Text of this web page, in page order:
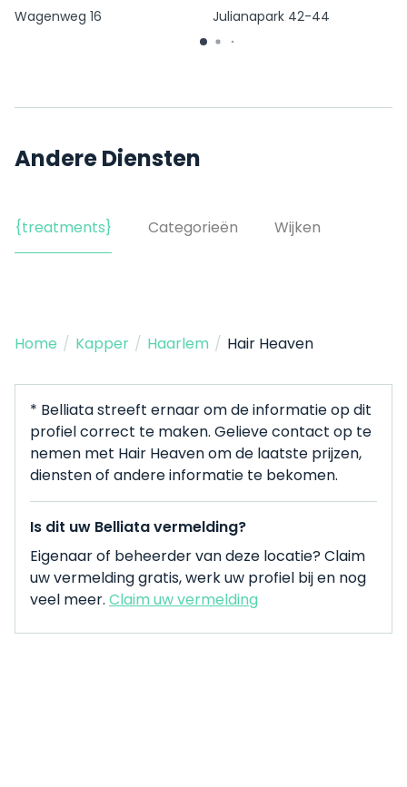
Wagenweg 16 Julianapark 42-44
Andere Diensten
{treatments} Categorieën Wijken
Home / Kapper / Haarlem / Hair Heaven
* Belliata streeft ernaar om de informatie op dit
profiel correct te maken. Gelieve contact op te
nemen met Hair Heaven om de laatste prijzen,
diensten of andere informatie te bekomen.
Is dit uw Belliata vermelding?
Eigenaar of beheerder van deze locatie? Claim
uw vermelding gratis, werk uw profiel bij en nog
veel meer. Claim uw vermelding